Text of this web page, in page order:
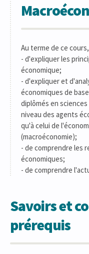
Au terme de ce
- d'expliquer les
économique;
- d'expliquer et
économiques de
diplômés en
niveau des agents
qu'à celui de
(macroéconomie);
- de comprendre les
économiques;
- de comprendre
Savoirs et
prérequis